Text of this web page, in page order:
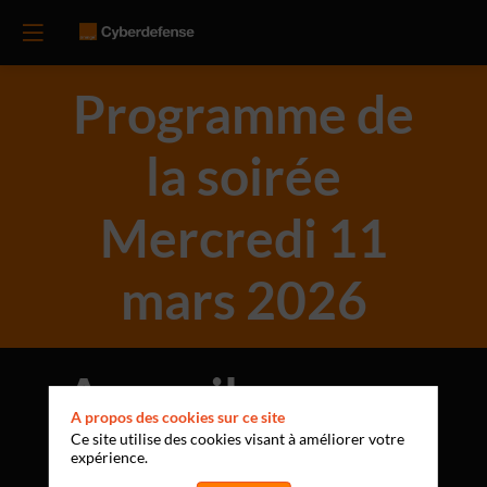
Programme de
la soirée
Mercredi 11
mars 2026
Accueil
A propos des cookies sur ce site
Ce site utilise des cookies visant à améliorer votre
expérience.